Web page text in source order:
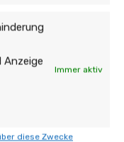
Anzeige
Immer aktiv
diese Zwecke